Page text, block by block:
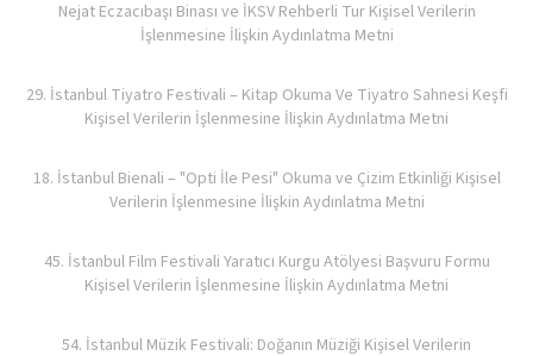
Nejat Eczacıbaşı Binası ve İKSV Rehberli Tur Kişisel Verilerin
İşlenmesine İlişkin Aydınlatma Metni
29. İstanbul Tiyatro Festivali – Kitap Okuma Ve Tiyatro Sahnesi Keşfi
Kişisel Verilerin İşlenmesine İlişkin Aydınlatma Metni
18. İstanbul Bienali – "Opti İle Pesi" Okuma ve Çizim Etkinliği Kişisel
Verilerin İşlenmesine İlişkin Aydınlatma Metni
45. İstanbul Film Festivali Yaratıcı Kurgu Atölyesi Başvuru Formu
Kişisel Verilerin İşlenmesine İlişkin Aydınlatma Metni
54. İstanbul Müzik Festivali: Doğanın Müziği Kişisel Verilerin